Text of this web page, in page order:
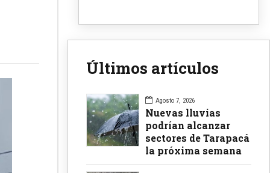
Últimos artículos
Agosto 7, 2026
Nuevas lluvias
podrían alcanzar
sectores de Tarapacá
la próxima semana